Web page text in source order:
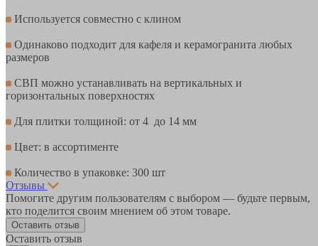
Используется совместно с клином
Одинаково подходит для кафеля и керамогранита любых
размеров
СВП можно устанавливать на вертикальных и
горизонтальных поверхностях
Для плитки толщиной: от 4 до 14 мм
Цвет: в ассортименте
Количество в упаковке: 300 шт
Отзывы
Помогите другим пользователям с выбором — будьте первым,
кто поделится своим мнением об этом товаре.
Оставить отзыв
Оставить отзыв